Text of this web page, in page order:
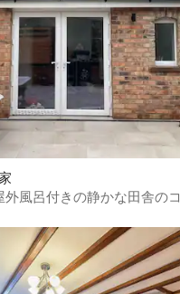
風呂付きの静かな田舎の